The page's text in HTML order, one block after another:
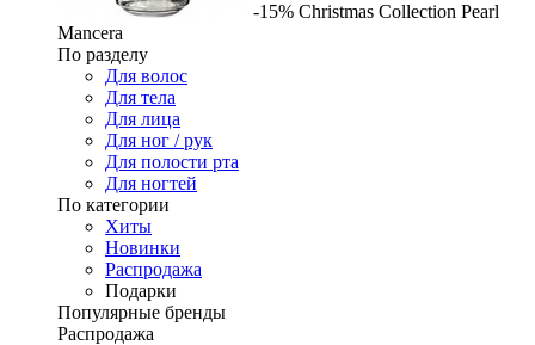
-15% Christmas Collection Pearl
Mancera
По разделу
Для волос
Для тела
Для лица
Для ног / рук
Для полости рта
Для ногтей
По категории
Хиты
Новинки
Распродажа
Подарки
Популярные бренды
Распродажа